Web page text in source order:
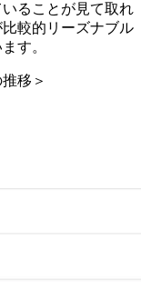
ることが見て取れ
較的リーズナブル
す。
移＞